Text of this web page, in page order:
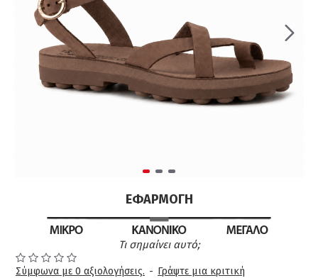
ΕΦΑΡΜΟΓΉ
Τι σημαίνει αυτό;
Σύμφωνα με 0 αξιολογήσεις. - Γράψτε μια κριτική